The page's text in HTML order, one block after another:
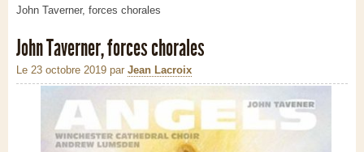
John Taverner, forces chorales
John Taverner, forces chorales
Le 23 octobre 2019 par Jean Lacroix